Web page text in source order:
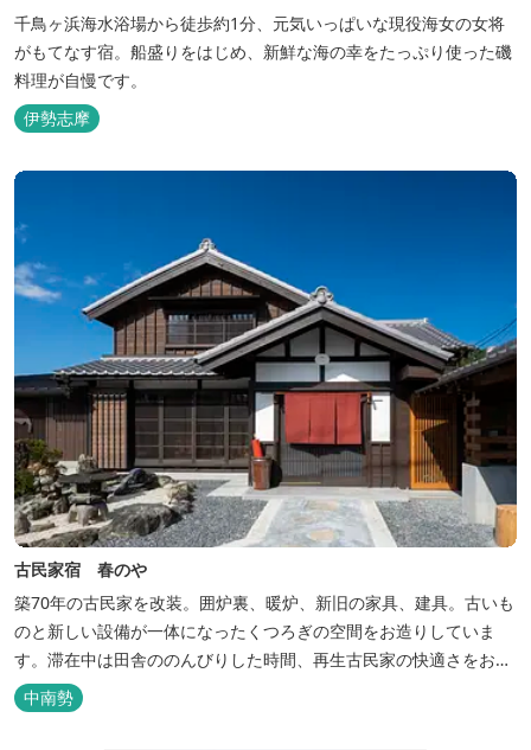
千鳥ヶ浜海水浴場から徒歩約1分、元気いっぱいな現役海女の女将
がもてなす宿。船盛りをはじめ、新鮮な海の幸をたっぷり使った磯
料理が自慢です。
伊勢志摩
古民家宿 春のや
築70年の古民家を改装。囲炉裏、暖炉、新旧の家具、建具。古いも
のと新しい設備が一体になったくつろぎの空間をお造りしていま
す。滞在中は田舎ののんびりした時間、再生古民家の快適さをお楽
しみください。 【時間】 《 チェックイン 》 15：00～20：00の間
にお願いいたします。 《 チェックアウト 》 10：00まで 【御利用
料金】 一日一組様１棟貸し（定員５名） 一...
中南勢